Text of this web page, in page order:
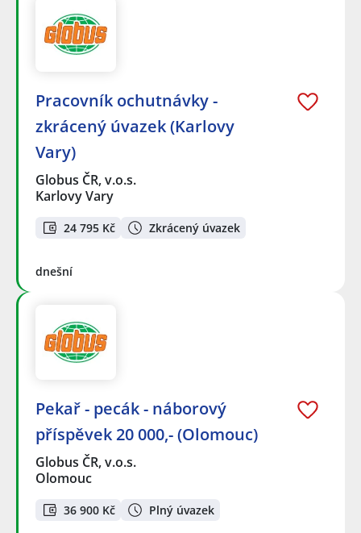
Pracovník ochutnávky -
zkrácený úvazek (Karlovy
Vary)
Globus ČR, v.o.s.
Karlovy Vary
24 795 Kč Zkrácený úvazek
dnešní
Pekař - pecák - náborový
příspěvek 20 000,- (Olomouc)
Globus ČR, v.o.s.
Olomouc
36 900 Kč Plný úvazek